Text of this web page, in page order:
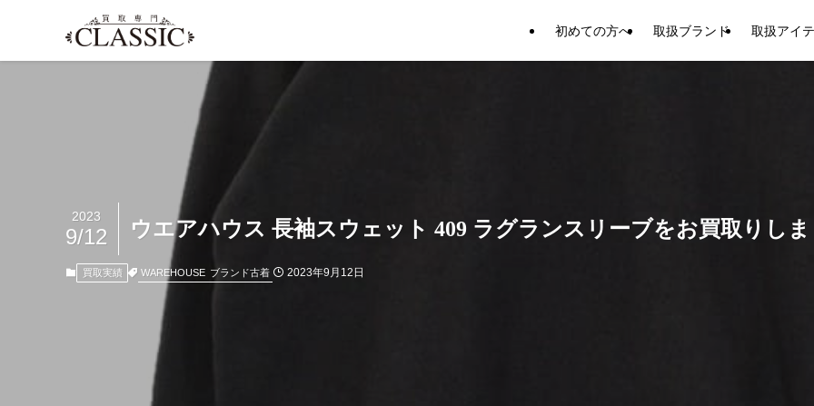
初めての方へ 取扱ブランド 取扱アイ
ウエアハウス 長袖スウェット 409 ラグランスリーブをお買取りし
2023
9/12
買取実績 WAREHOUSE ブランド古着 2023年9月12日